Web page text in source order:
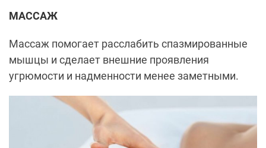
МАССАЖ
Массаж помогает расслабить спазмированные
мышцы и сделает внешние проявления
угрюмости и надменности менее заметными.